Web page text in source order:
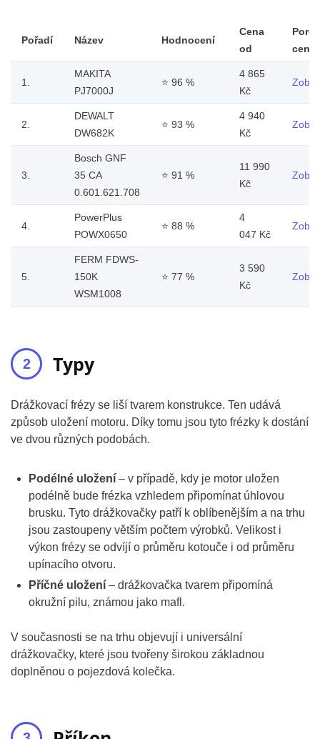
Pořadí Název Hodnocení
Cena
od
ceny
1.
MAKITA
PJ7000J
⭐ 96 %
4 865
Kč
2.
DEWALT
DW682K
⭐ 93 %
4 940
Kč
3.
Bosch GNF
35 CA
0.601.621.708
⭐ 91 %
11 990
Kč
4.
PowerPlus
POWX0650
⭐ 88 %
4
047 Kč
5.
FERM FDWS-
150K
WSM1008
⭐ 77 %
3 590
Kč
Typy
Drážkovací frézy se liší tvarem konstrukce. Ten udává
způsob uložení motoru. Díky tomu jsou tyto frézky k dostání
ve dvou různých podobách.
Podélné uložení – v případě, kdy je motor uložen
podélně bude frézka vzhledem připomínat úhlovou
brusku. Tyto drážkovačky patří k oblíbenějším a na trhu
jsou zastoupeny větším počtem výrobků. Velikost i
výkon frézy se odvíjí o průměru kotouče i od průměru
upínacího otvoru.
Příčné uložení – drážkovačka tvarem připomíná
okružní pilu, známou jako mafl.
V současnosti se na trhu objevují i universální
drážkovačky, které jsou tvořeny širokou základnou
doplněnou o pojezdová kolečka.